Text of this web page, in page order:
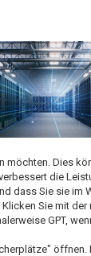
Dies
die
dass Sie sie
Sie mit
GPT,